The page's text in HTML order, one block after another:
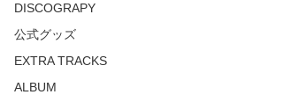
DISCOGRAPY
公式グッズ
EXTRA TRACKS
ALBUM